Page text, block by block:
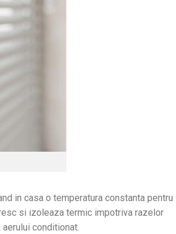
in casa o temperatura constanta pentru
si izoleaza termic impotriva razelor
conditionat.